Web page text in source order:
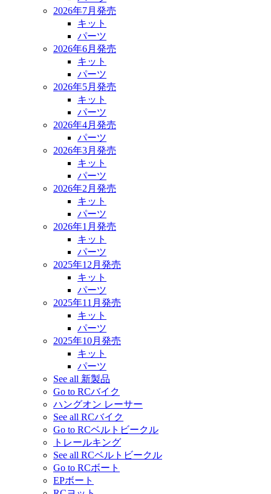
2026年7月発売
キット
パーツ
2026年6月発売
キット
パーツ
2026年5月発売
キット
パーツ
2026年4月発売
パーツ
2026年3月発売
キット
パーツ
2026年2月発売
キット
パーツ
2026年1月発売
キット
パーツ
2025年12月発売
キット
パーツ
2025年11月発売
キット
パーツ
2025年10月発売
キット
パーツ
See all 新製品
Go to RCバイク
ハングオン レーサー
See all RCバイク
Go to RCベルトビークル
トレールキング
See all RCベルトビークル
Go to RCボート
EPボート